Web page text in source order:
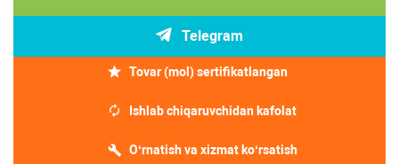
Telegram
Tovar (mol) sertifikatlangan
Ishlab chiqaruvchidan kafolat
O‘rnatish va xizmat ko‘rsatish